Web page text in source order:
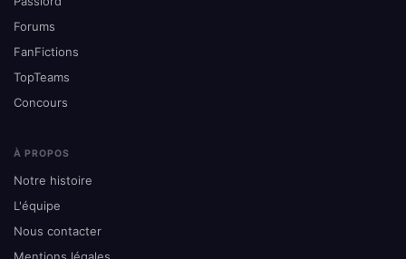
Forums
FanFictions
TopTeams
Concours
À PROPOS
Notre histoire
L'équipe
Nous contacter